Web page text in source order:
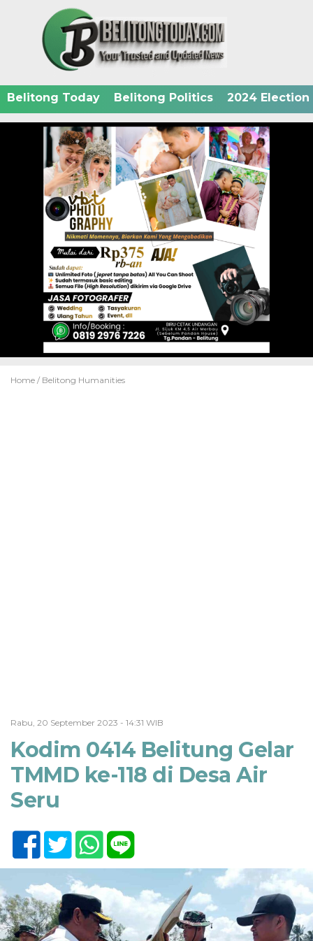
Belitong Today Belitong Politics 2024 Election
Home / Belitong Humanities
Rabu, 20 September 2023 - 14:31 WIB
Kodim 0414 Belitung Gelar
TMMD ke-118 di Desa Air
Seru